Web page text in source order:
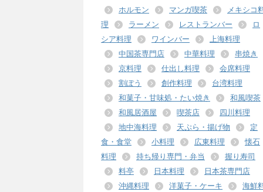
ホルモン
マンガ喫茶
メキシコ
理
ラーメン レストランバー
ロ
シア料理
ワインバー
上海料理
中国茶専門店
中華料理
串焼き
京料理
仕出し料理
会席料理
割ぽう
創作料理
台湾料理
和菓子・甘味処・たい焼き
和風喫茶
和風居酒屋
喫茶店
四川料理
地中海料理
天ぷら・揚げ物
定
食・食堂
小料理 広東料理
懐石
料理
持ち帰り専門・弁当
握り寿司
料亭
日本料理
日本茶専門店
沖縄料理
洋菓子・ケーキ
海鮮